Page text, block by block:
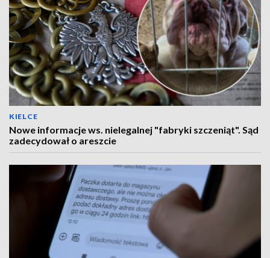
KIELCE
Nowe informacje ws. nielegalnej "fabryki szczeniąt". Sąd
zadecydował o areszcie